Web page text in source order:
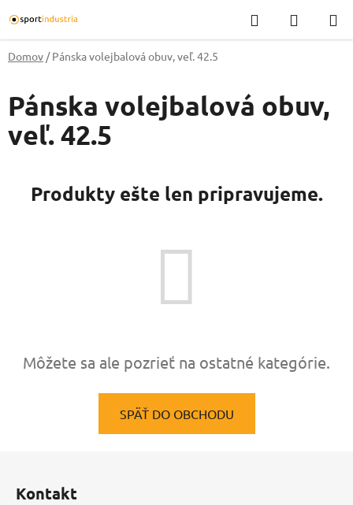
na
obsah
Hľadať
KOŠÍK
Domov / Pánska volejbalová obuv, veľ. 42.5
Pánska volejbalová obuv,
veľ. 42.5
Produkty ešte len pripravujeme.
Môžete sa ale pozrieť na ostatné kategórie.
SPÄŤ DO OBCHODU
Kontakt